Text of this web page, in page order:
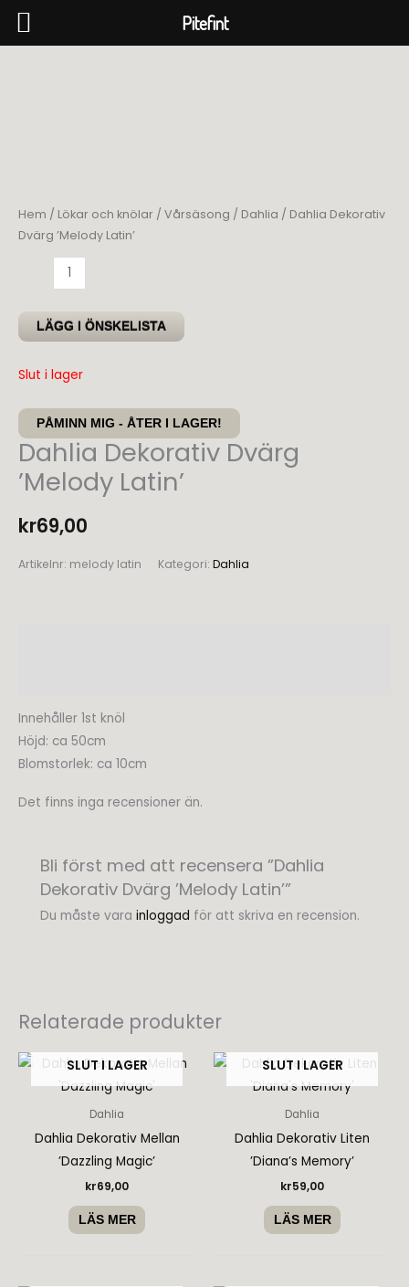
Hem / Lökar och knölar / Vårsäsong / Dahlia / Dahlia Dekorativ
Dvärg ’Melody Latin’
Dekorativ
Dvärg
'Melody
mängd
LÄGG I ÖNSKELISTA
Slut i lager
PÅMINN MIG - ÅTER I LAGER!
Dahlia Dekorativ Dvärg
’Melody Latin’
kr69,00
Artikelnr: melody latin Kategori: Dahlia
Innehåller 1st knöl
Höjd: ca 50cm
Blomstorlek: ca 10cm
Det finns inga recensioner än.
Bli först med att recensera ”Dahlia
Dekorativ Dvärg ’Melody Latin’”
Du måste vara inloggad för att skriva en recension.
Relaterade produkter
SLUT I LAGER
Dahlia
Dahlia Dekorativ Mellan
’Dazzling Magic’
kr69,00
LÄS MER
SLUT I LAGER
Dahlia
Dahlia Dekorativ Liten
’Diana’s Memory’
kr59,00
LÄS MER
Pitefint